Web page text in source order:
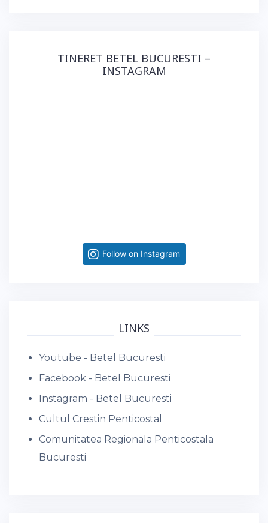
TINERET BETEL BUCURESTI –
INSTAGRAM
Follow on Instagram
LINKS
Youtube - Betel Bucuresti
Facebook - Betel Bucuresti
Instagram - Betel Bucuresti
Cultul Crestin Penticostal
Comunitatea Regionala Penticostala
Bucuresti